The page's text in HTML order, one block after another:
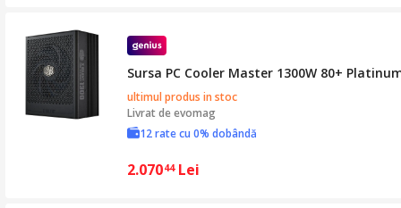
Sursa PC Cooler Master 1300W 80+
ultimul produs in stoc
Livrat deevomag
12 rate cu 0% dobândă
2.07044 Lei